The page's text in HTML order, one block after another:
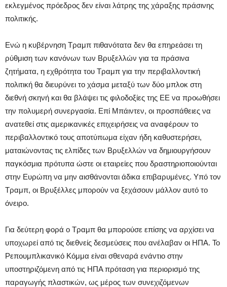
εκλεγμένος πρόεδρος δεν είναι λάτρης της χάραξης πράσινης
πολιτικής.
Ενώ η κυβέρνηση Τραμπ πιθανότατα δεν θα επηρεάσει τη
ρύθμιση των κανόνων των Βρυξελλών για τα πράσινα
ζητήματα, η εχθρότητα του Τραμπ για την περιβαλλοντική
πολιτική θα διευρύνει το χάσμα μεταξύ των δύο μπλοκ στη
διεθνή σκηνή και θα βλάψει τις φιλοδοξίες της ΕΕ να προωθήσει
την πολυμερή συνεργασία. Επί Μπάιντεν, οι προσπάθειες να
ανατεθεί στις αμερικανικές επιχειρήσεις να αναφέρουν το
περιβαλλοντικό τους αποτύπωμα είχαν ήδη καθυστερήσει,
ματαιώνοντας τις ελπίδες των Βρυξελλών να δημιουργήσουν
παγκόσμια πρότυπα ώστε οι εταιρείες που δραστηριοποιούνται
στην Ευρώπη να μην αισθάνονται άδικα επιβαρυμένες. Υπό τον
Τραμπ, οι Βρυξέλλες μπορούν να ξεχάσουν μάλλον αυτό το
όνειρο.
Για δεύτερη φορά ο Τραμπ θα μπορούσε επίσης να αρχίσει να
υποχωρεί από τις διεθνείς δεσμεύσεις που ανέλαβαν οι ΗΠΑ. Το
Ρεπουμπλικανικό Κόμμα είναι σθεναρά ενάντιο στην
υποστηριζόμενη από τις ΗΠΑ πρόταση για περιορισμό της
παραγωγής πλαστικών, ως μέρος των συνεχιζόμενων